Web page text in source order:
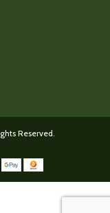
Reserved.